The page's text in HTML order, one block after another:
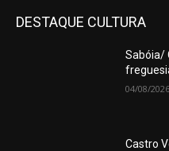
DESTAQUE CULTURA
Sabóia/
04/08/2026
Castro